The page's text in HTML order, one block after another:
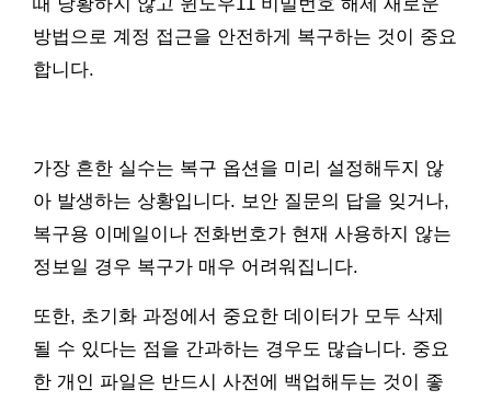
때 당황하지 않고 윈도우11 비밀번호 해제 새로운
방법으로 계정 접근을 안전하게 복구하는 것이 중요
합니다.
가장 흔한 실수는 복구 옵션을 미리 설정해두지 않
아 발생하는 상황입니다. 보안 질문의 답을 잊거나,
복구용 이메일이나 전화번호가 현재 사용하지 않는
정보일 경우 복구가 매우 어려워집니다.
또한, 초기화 과정에서 중요한 데이터가 모두 삭제
될 수 있다는 점을 간과하는 경우도 많습니다. 중요
한 개인 파일은 반드시 사전에 백업해두는 것이 좋